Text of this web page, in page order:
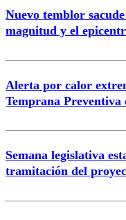
Nuevo temblor
magnitud y el
Alerta por calor
Temprana Preventiva
Semana legislativa
tramitación del